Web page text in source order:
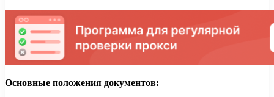
Основные положения документов: